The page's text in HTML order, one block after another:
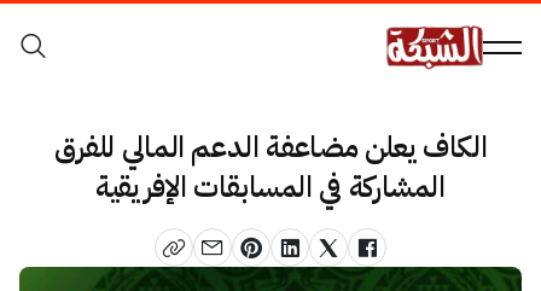
الكاف يعلن مضاعفة الدعم المالي للفرق
المشاركة في المسابقات الإفريقية